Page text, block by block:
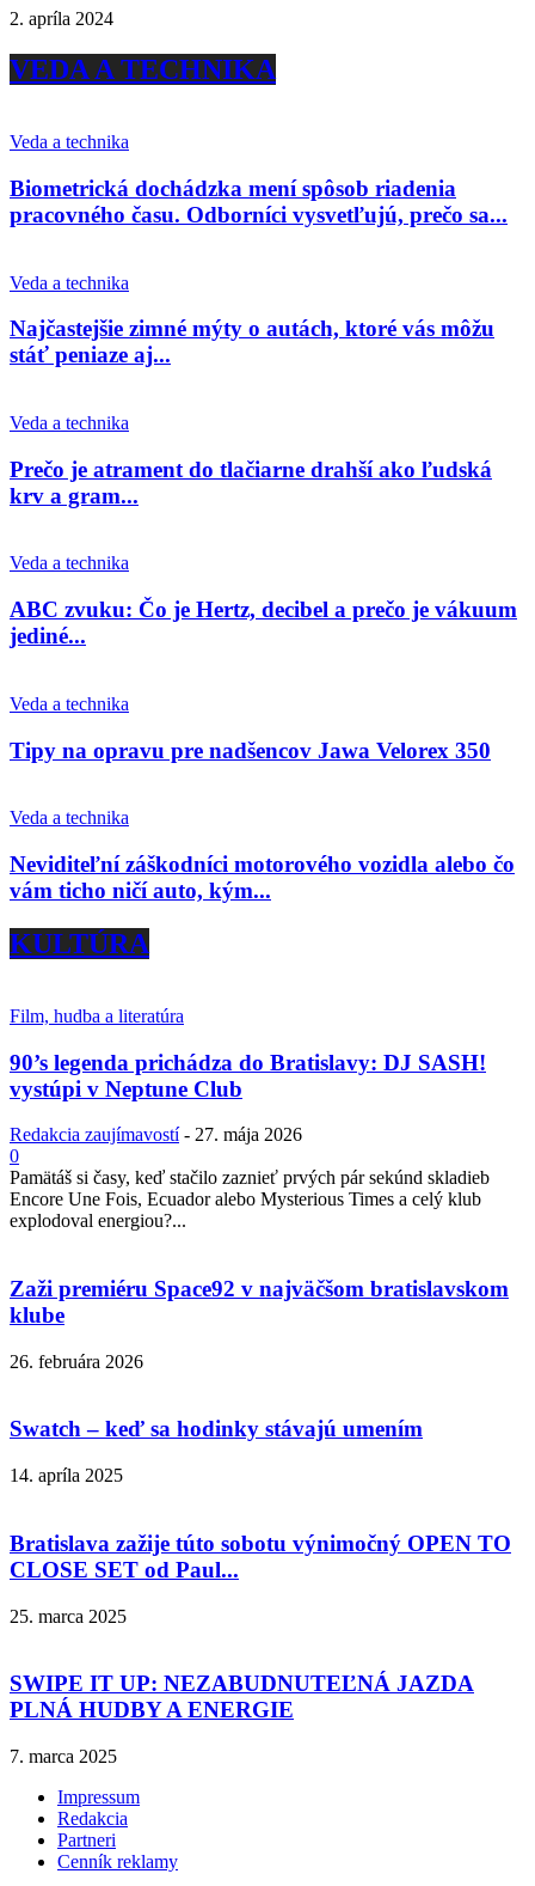
2. apríla 2024
VEDA A TECHNIKA
Veda a technika
Biometrická dochádzka mení spôsob riadenia
pracovného času. Odborníci vysvetľujú, prečo sa...
Veda a technika
Najčastejšie zimné mýty o autách, ktoré vás môžu
stáť peniaze aj...
Veda a technika
Prečo je atrament do tlačiarne drahší ako ľudská
krv a gram...
Veda a technika
ABC zvuku: Čo je Hertz, decibel a prečo je vákuum
jediné...
Veda a technika
Tipy na opravu pre nadšencov Jawa Velorex 350
Veda a technika
Neviditeľní záškodníci motorového vozidla alebo čo
vám ticho ničí auto, kým...
KULTÚRA
Film, hudba a literatúra
90’s legenda prichádza do Bratislavy: DJ SASH!
vystúpi v Neptune Club
Redakcia zaujímavostí - 27. mája 2026
0
Pamätáš si časy, keď stačilo zaznieť prvých pár sekúnd skladieb
Encore Une Fois, Ecuador alebo Mysterious Times a celý klub
explodoval energiou?...
Zaži premiéru Space92 v najväčšom bratislavskom
klube
26. februára 2026
Swatch – keď sa hodinky stávajú umením
14. apríla 2025
Bratislava zažije túto sobotu výnimočný OPEN TO
CLOSE SET od Paul...
25. marca 2025
SWIPE IT UP: NEZABUDNUTEĽNÁ JAZDA
PLNÁ HUDBY A ENERGIE
7. marca 2025
Impressum
Redakcia
Partneri
Cenník reklamy